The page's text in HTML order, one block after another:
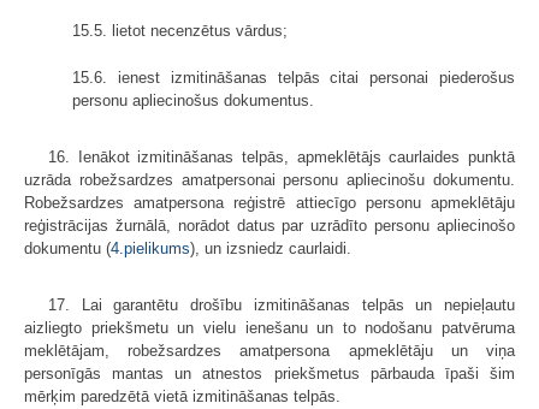
15.5. lietot necenzētus vārdus;
15.6. ienest izmitināšanas telpās citai personai piederošus
personu apliecinošus dokumentus.
16. Ienākot izmitināšanas telpās, apmeklētājs caurlaides punktā
uzrāda robežsardzes amatpersonai personu apliecinošu dokumentu.
Robežsardzes amatpersona reģistrē attiecīgo personu apmeklētāju
reģistrācijas žurnālā, norādot datus par uzrādīto personu apliecinošo
dokumentu (4.pielikums), un izsniedz caurlaidi.
17. Lai garantētu drošību izmitināšanas telpās un nepieļautu
aizliegto priekšmetu un vielu ienešanu un to nodošanu patvēruma
meklētājam, robežsardzes amatpersona apmeklētāju un viņa
personīgās mantas un atnestos priekšmetus pārbauda īpaši šim
mērķim paredzētā vietā izmitināšanas telpās.